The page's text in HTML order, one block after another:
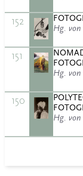
152
Hg. von
151
Hg. von
150
Hg. von